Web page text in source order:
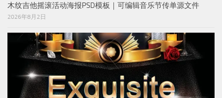
木纹吉他摇滚活动海报PSD模板｜可编辑音乐节传单源文件
2026年8月2日